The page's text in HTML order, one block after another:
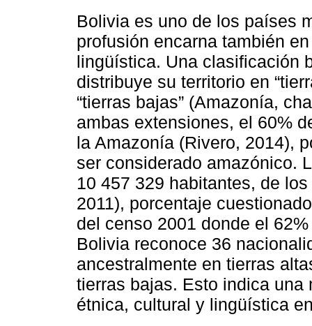
Bolivia es uno de los países
profusión encarna también
lingüística. Una clasificación
distribuye su territorio en
“tierras bajas” (Amazonía,
ambas extensiones, el 60%
la Amazonía (Rivero, 2014),
ser considerado amazónico.
10 457 329 habitantes, de
2011), porcentaje
del censo 2001 donde el
Bolivia reconoce 36
ancestralmente en tierras
tierras bajas. Esto indica
étnica, cultural y lingüística